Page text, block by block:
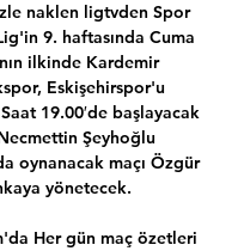
naklen ligtvden Spor
9. haftasında Cuma
ilkinde Kardemir
Eskişehirspor'u
19.00′de başlayacak
Şeyhoğlu
oynanacak maçı Özgür
yönetecek.
Her gün maç özetleri